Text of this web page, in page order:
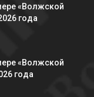
«Волжской
года
«Волжской
года